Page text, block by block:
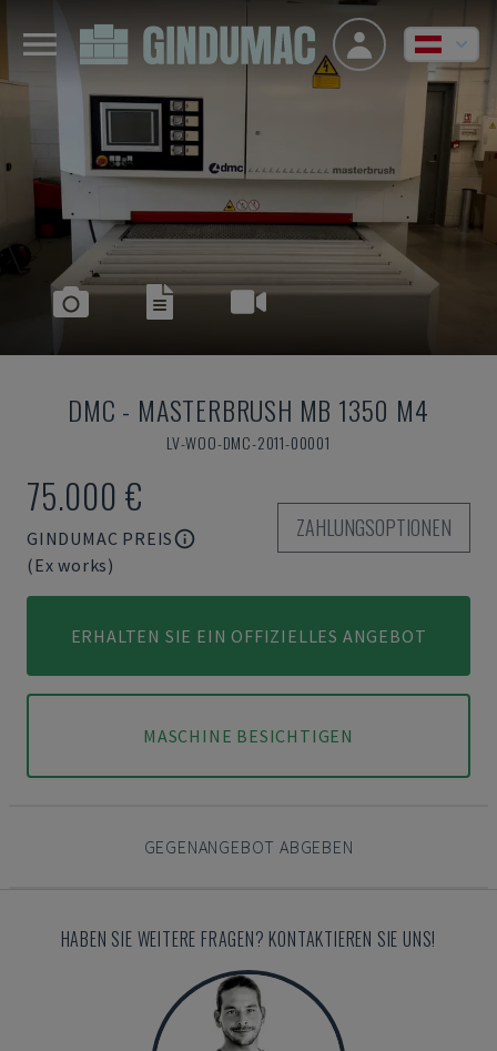
DMC - MASTERBRUSH MB 1350 M4
LV-WOO-DMC-2011-00001
75.000 €
GINDUMAC PREIS
(Ex works)
ZAHLUNGSOPTIONEN
ERHALTEN SIE EIN OFFIZIELLES ANGEBOT
MASCHINE BESICHTIGEN
GEGENANGEBOT ABGEBEN
HABEN SIE WEITERE FRAGEN? KONTAKTIEREN SIE UNS!